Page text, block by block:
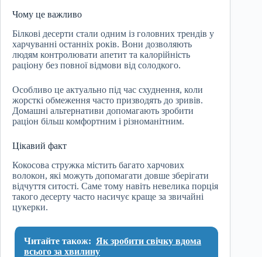
Чому це важливо
Білкові десерти стали одним із головних трендів у
харчуванні останніх років. Вони дозволяють
людям контролювати апетит та калорійність
раціону без повної відмови від солодкого.
Особливо це актуально під час схуднення, коли
жорсткі обмеження часто призводять до зривів.
Домашні альтернативи допомагають зробити
раціон більш комфортним і різноманітним.
Цікавий факт
Кокосова стружка містить багато харчових
волокон, які можуть допомагати довше зберігати
відчуття ситості. Саме тому навіть невелика порція
такого десерту часто насичує краще за звичайні
цукерки.
Читайте також: Як зробити свічку вдома
всього за хвилину